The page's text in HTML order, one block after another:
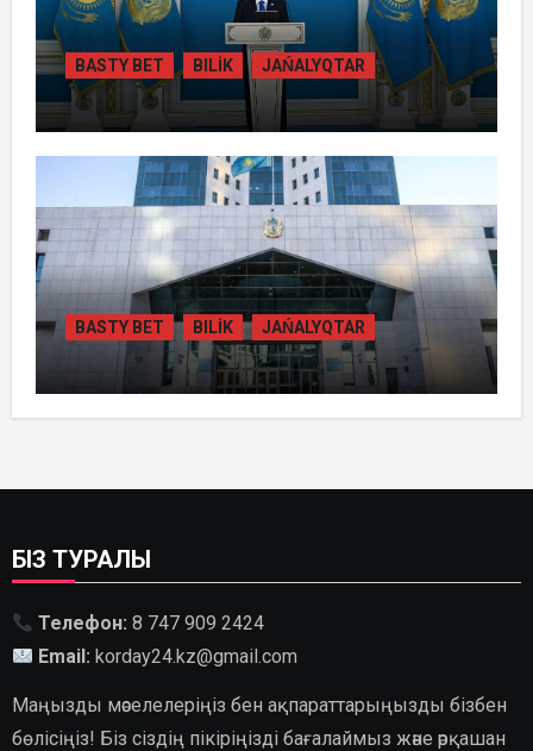
BASTY BET BILİK JAŃALYQTAR
ТОҚАЕВ БІРНЕШЕ ІРІ АВТОЖОЛ
ЖОБАСЫНЫҢ ҚҰРЫЛЫСЫН РЕСМИ
ТҮРДЕ БАСТАП БЕРДІ
BASTY BET BILİK JAŃALYQTAR
ҚАЗАҚСТАНДА
ГИДРОЭНЕРГЕТИКАНЫ ДАМЫТУДЫҢ
БІЗ ТУРАЛЫ
Телефон: 8 747 909 2424
Email: korday24.kz@gmail.com
Маңызды мәселелеріңіз бен ақпараттарыңызды бізбен
бөлісіңіз! Біз сіздің пікіріңізді бағалаймыз және әрқашан